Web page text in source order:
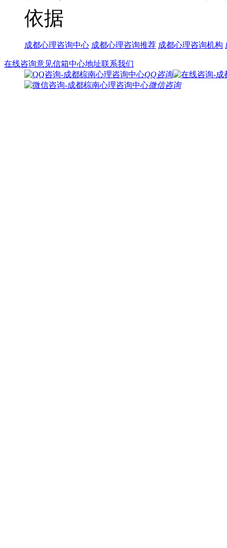
依据
成都心理咨询中心 成都心理咨询推荐 成都心理咨询机构
在线咨询意见信箱中心地址联系我们
QQ咨询
微信咨询